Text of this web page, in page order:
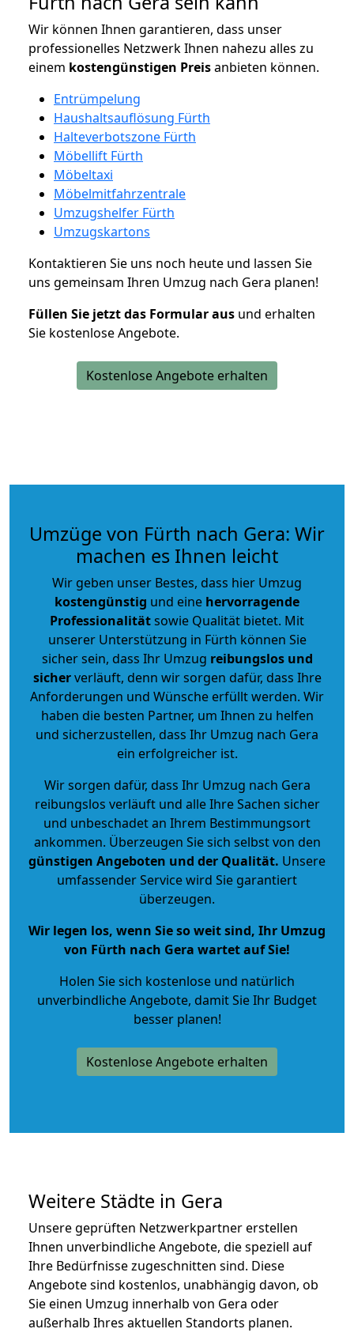
Wir können Ihnen garantieren, dass unser
professionelles Netzwerk Ihnen nahezu alles zu
einem kostengünstigen Preisanbieten können.
Entrümpelung
Haushaltsauflösung Fürth
Halteverbotszone Fürth
Möbellift Fürth
Möbeltaxi
Möbelmitfahrzentrale
Umzugshelfer Fürth
Umzugskartons
Kontaktieren Sie uns noch heute und lassen Sie
uns gemeinsam Ihren Umzug nach Gera planen!
Füllen Sie jetzt das Formular aus und erhalten
Sie kostenlose Angebote.
Kostenlose Angebote erhalten
Umzüge von Fürth nach Gera: Wir
machen es Ihnen leicht
Wir geben unser Bestes, dass hier Umzug
kostengünstig und eine hervorragende
Professionalitätsowie Qualität bietet. Mit
unserer Unterstützung in Fürth können Sie
sicher sein, dass Ihr Umzug reibungslos und
sicherverläuft, denn wir sorgen dafür, dass Ihre
Anforderungen und Wünsche erfüllt werden. Wir
haben die besten Partner, um Ihnen zu helfen
und sicherzustellen, dass Ihr Umzug nach Gera
ein erfolgreicher ist.
Wir sorgen dafür, dass Ihr Umzug nach Gera
reibungslos verläuft und alle Ihre Sachen sicher
und unbeschadet an Ihrem Bestimmungsort
ankommen. Überzeugen Sie sich selbst von den
günstigen Angeboten und der Qualität. Unsere
umfassender Service wird Sie garantiert
überzeugen.
Wir legen los, wenn Sie so weit sind, Ihr Umzug
von Fürth nach Gera wartet auf Sie!
Holen Sie sich kostenlose und natürlich
unverbindliche Angebote, damit Sie Ihr Budget
besser planen!
Kostenlose Angebote erhalten
Weitere Städte in Gera
Unsere geprüften Netzwerkpartner erstellen
Ihnen unverbindliche Angebote, die speziell auf
Ihre Bedürfnisse zugeschnitten sind. Diese
Angebote sind kostenlos, unabhängig davon, ob
Sie einen Umzug innerhalb von Gera oder
außerhalb Ihres aktuellen Standorts planen.